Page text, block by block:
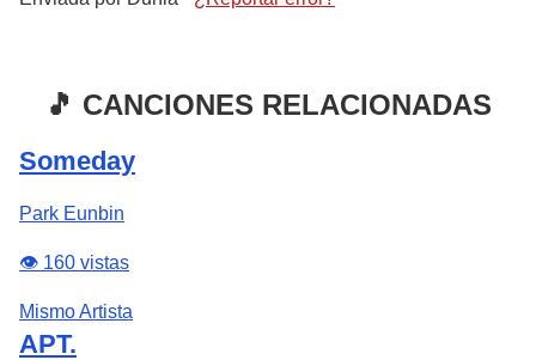
🎵 CANCIONES RELACIONADAS
Someday
Park Eunbin
👁️ 160 vistas
Mismo Artista
APT.